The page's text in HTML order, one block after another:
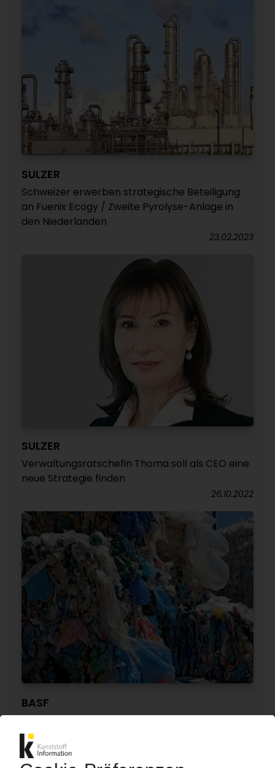
SULZER
Schweizer erwerben strategische Beteiligung
an Fuenix Ecogy / Zweite Pyrolyse-Anlage in
den Niederlanden
23.02.2023
SULZER
Verwaltungsratschefin Thoma soll als CEO eine
neue Strategie finden
26.10.2022
BASF
Recycling von Kunststoffen / Kooperation mit
Sulzer Chemtech